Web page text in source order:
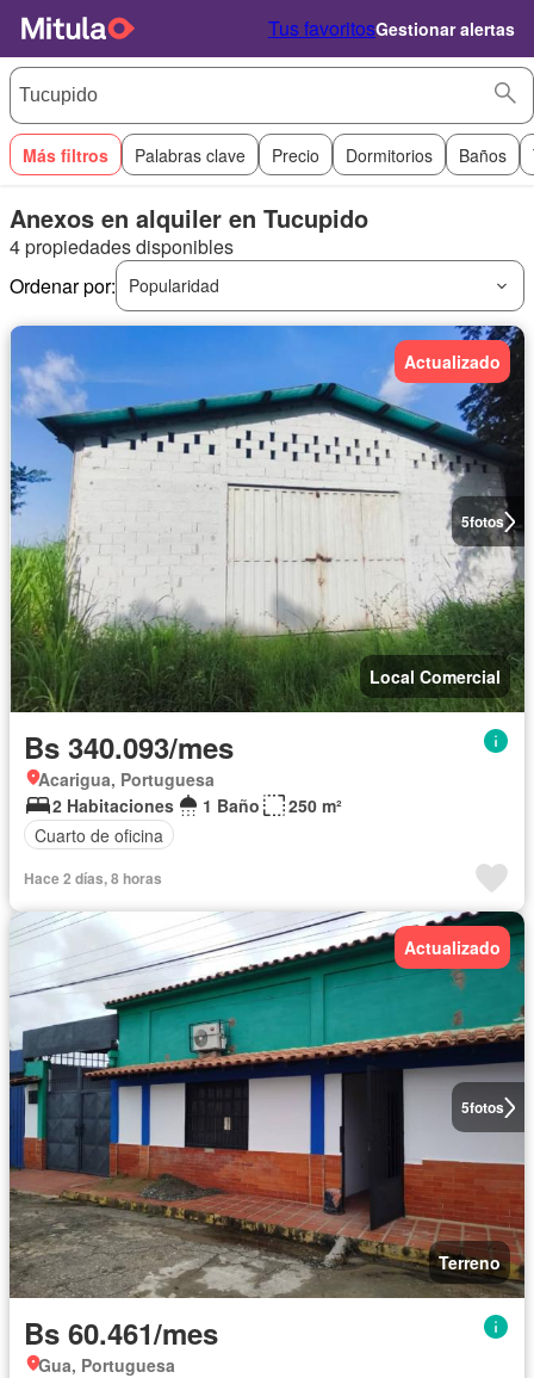
Tus favoritosGestionar alertas
Más filtros Palabras clave Precio Dormitorios Baños
Anexos en alquiler en Tucupido
4 propiedades disponibles
Ordenar por:
Popularidad
5fotos
Actualizado
Local Comercial
Bs 340.093/mes
Acarigua, Portuguesa
2 Habitaciones
1 Baño
250 m²
Cuarto de oficina
Hace 2 días, 8 horas
5fotos
Actualizado
Terreno
Bs 60.461/mes
Gua, Portuguesa